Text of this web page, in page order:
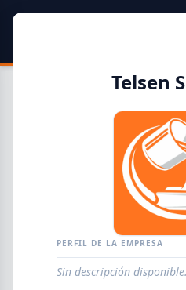
Guía de Empresas
EMPRESAS
Telsen
PERFIL DE LA EMPRESA
Sin descripción disponible.